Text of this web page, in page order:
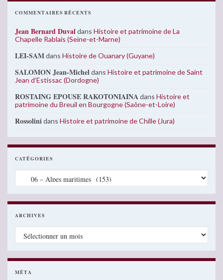
COMMENTAIRES RÉCENTS
Jean Bernard Duvaldans Histoire et patrimoine de La
Chapelle Rablais (Seine-et-Marne)
LEI-SAMdans Histoire de Ouanary (Guyane)
SALOMON Jean-Micheldans Histoire et patrimoine de Saint
Jean d’Estissac (Dordogne)
ROSTAING EPOUSE RAKOTONIAINAdans Histoire et
patrimoine du Breuil en Bourgogne (Saône-et-Loire)
Rossolinidans Histoire et patrimoine de Chille (Jura)
CATÉGORIES
ARCHIVES
MÉTA